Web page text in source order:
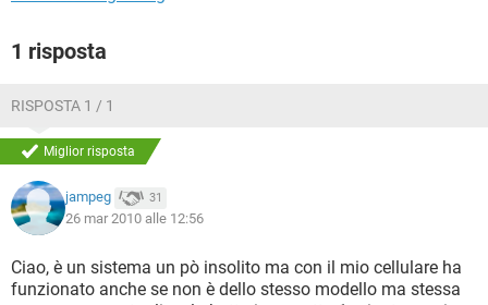
1 risposta
RISPOSTA 1 / 1
Miglior risposta
jampeg 31
26 mar 2010 alle 12:56
Ciao, è un sistema un pò insolito ma con il mio cellulare ha
funzionato anche se non è dello stesso modello ma stessa